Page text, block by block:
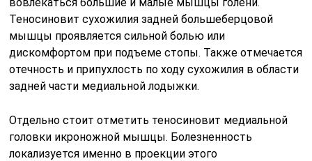
Теносиновит сухожилия задней большеберцовой
мышцы проявляется сильной болью или
дискомфортом при подъеме стопы. Также отмечается
отечность и припухлость по ходу сухожилия в области
задней части медиальной лодыжки.
Отдельно стоит отметить теносиновит медиальной
головки икроножной мышцы. Болезненность
локализуется именно в проекции этого